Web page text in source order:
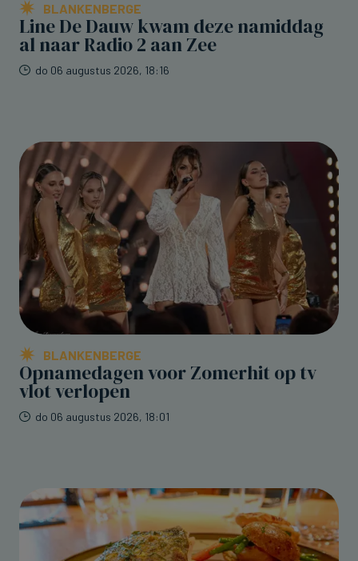
BLANKENBERGE
Line De Dauw kwam deze namiddag
al naar Radio 2 aan Zee
do 06 augustus 2026, 18:16
BLANKENBERGE
Opnamedagen voor Zomerhit op tv
vlot verlopen
do 06 augustus 2026, 18:01